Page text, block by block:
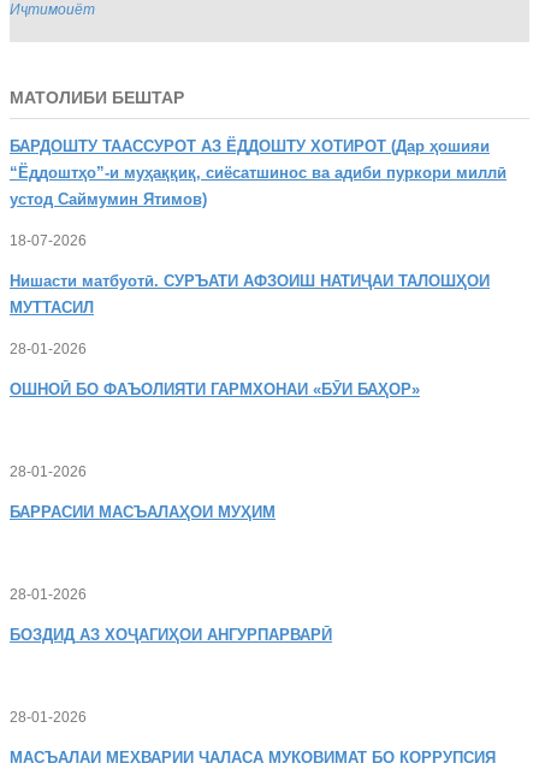
Иҷтимоиёт
МАТОЛИБИ БЕШТАР
БАРДОШТУ ТААССУРОТ АЗ ЁДДОШТУ ХОТИРОТ (Дар ҳошияи
“Ёддоштҳо”-и муҳаққиқ, сиёсатшинос ва адиби пуркори миллӣ
устод Саймумин Ятимов)
18-07-2026
Нишасти матбуотӣ. СУРЪАТИ АФЗОИШ НАТИҶАИ ТАЛОШҲОИ
МУТТАСИЛ
28-01-2026
ОШНОӢ БО ФАЪОЛИЯТИ ГАРМХОНАИ «БӮИ БАҲОР»
28-01-2026
БАРРАСИИ МАСЪАЛАҲОИ МУҲИМ
28-01-2026
БОЗДИД АЗ ХОҶАГИҲОИ АНГУРПАРВАРӢ
28-01-2026
МАСЪАЛАИ МЕҲВАРИИ ҶАЛАСА МУҚОВИМАТ БО КОРРУПСИЯ